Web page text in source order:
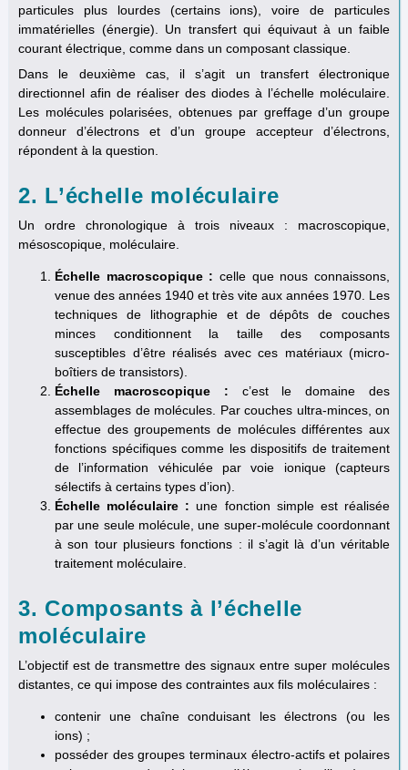
particules plus lourdes (certains ions), voire de particules
immatérielles (énergie). Un transfert qui équivaut à un faible
courant électrique, comme dans un composant classique.
Dans le deuxième cas, il s’agit un transfert électronique
directionnel afin de réaliser des diodes à l’échelle moléculaire.
Les molécules polarisées, obtenues par greffage d’un groupe
donneur d’électrons et d’un groupe accepteur d’électrons,
répondent à la question.
2. L’échelle moléculaire
Un ordre chronologique à trois niveaux : macroscopique,
mésoscopique, moléculaire.
Échelle macroscopique : celle que nous connaissons,
venue des années 1940 et très vite aux années 1970. Les
techniques de lithographie et de dépôts de couches
minces conditionnent la taille des composants
susceptibles d’être réalisés avec ces matériaux (micro-
boîtiers de transistors).
Échelle macroscopique : c’est le domaine des
assemblages de molécules. Par couches ultra-minces, on
effectue des groupements de molécules différentes aux
fonctions spécifiques comme les dispositifs de traitement
de l’information véhiculée par voie ionique (capteurs
sélectifs à certains types d’ion).
Échelle moléculaire : une fonction simple est réalisée
par une seule molécule, une super-molécule coordonnant
à son tour plusieurs fonctions : il s’agit là d’un véritable
traitement moléculaire.
3. Composants à l’échelle
moléculaire
L’objectif est de transmettre des signaux entre super molécules
distantes, ce qui impose des contraintes aux fils moléculaires :
contenir une chaîne conduisant les électrons (ou les
ions) ;
posséder des groupes terminaux électro-actifs et polaires